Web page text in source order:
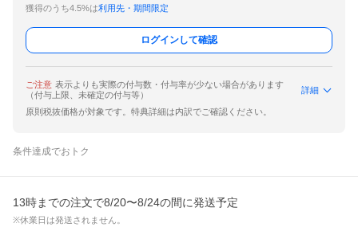
獲得のうち4.5%は利用先・期間限定
ログインして確認
ご注意 表示よりも実際の付与数・付与率が少ない場合があります
（付与上限、未確定の付与等）
詳細
原則税抜価格が対象です。特典詳細は内訳でご確認ください。
条件達成でおトク
13時までの注文で8/20〜8/24の間に発送予定
※休業日は発送されません。